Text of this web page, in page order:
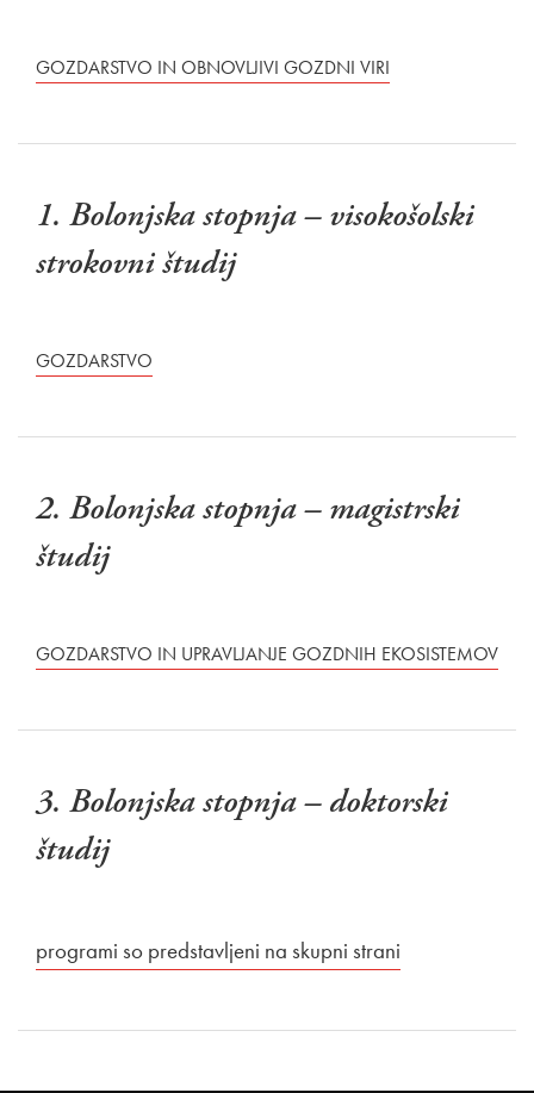
GOZDARSTVO IN OBNOVLJIVI GOZDNI VIRI
1. Bolonjska stopnja – visokošolski
strokovni študij
GOZDARSTVO
2. Bolonjska stopnja – magistrski
študij
GOZDARSTVO IN UPRAVLJANJE GOZDNIH EKOSISTEMOV
3. Bolonjska stopnja – doktorski
študij
programi so predstavljeni na skupni strani